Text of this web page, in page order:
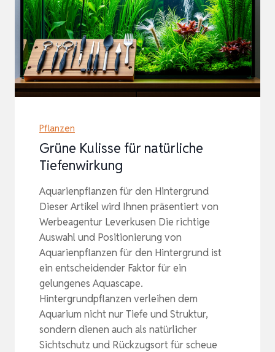
Pflanzen
Grüne Kulisse für natürliche
Tiefenwirkung
Aquarienpflanzen für den Hintergrund
Dieser Artikel wird Ihnen präsentiert von
Werbeagentur Leverkusen Die richtige
Auswahl und Positionierung von
Aquarienpflanzen für den Hintergrund ist
ein entscheidender Faktor für ein
gelungenes Aquascape.
Hintergrundpflanzen verleihen dem
Aquarium nicht nur Tiefe und Struktur,
sondern dienen auch als natürlicher
Sichtschutz und Rückzugsort für scheue